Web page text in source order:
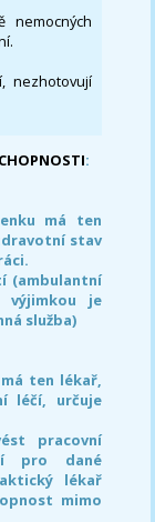
nemocných
nezhotovují
:
má ten
stav
(ambulantní
výjimkou je
služba)
ten lékař,
léčí, určuje
pracovní
pro dané
lékař
mimo